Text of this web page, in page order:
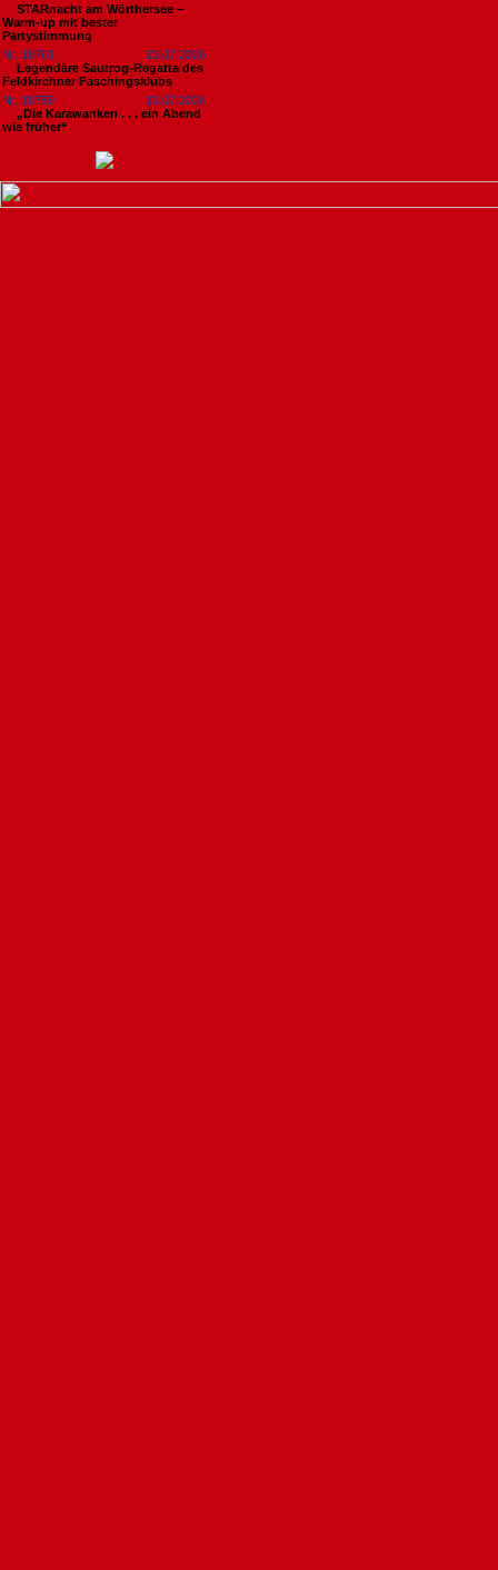
STARnacht am Wörthersee –
Warm-up mit bester
Partystimmung
Nr. 18761
13.07.2026
Legendäre Sautrog-Regatta des
Feldkirchner Faschingsklubs
Nr. 18759
13.07.2026
„Die Karawanken . . . ein Abend
wie früher“